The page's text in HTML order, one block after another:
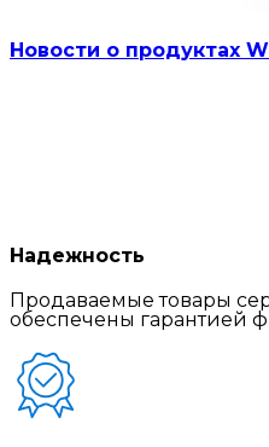
Новости о продуктах
Надежность
Продаваемые товары
обеспечены гарантией